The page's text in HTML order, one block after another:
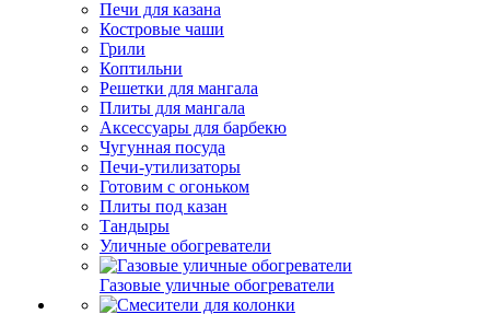
Печи для казана
Костровые чаши
Грили
Коптильни
Решетки для мангала
Плиты для мангала
Аксессуары для барбекю
Чугунная посуда
Печи-утилизаторы
Готовим с огоньком
Плиты под казан
Тандыры
Уличные обогреватели
Газовые уличные обогреватели